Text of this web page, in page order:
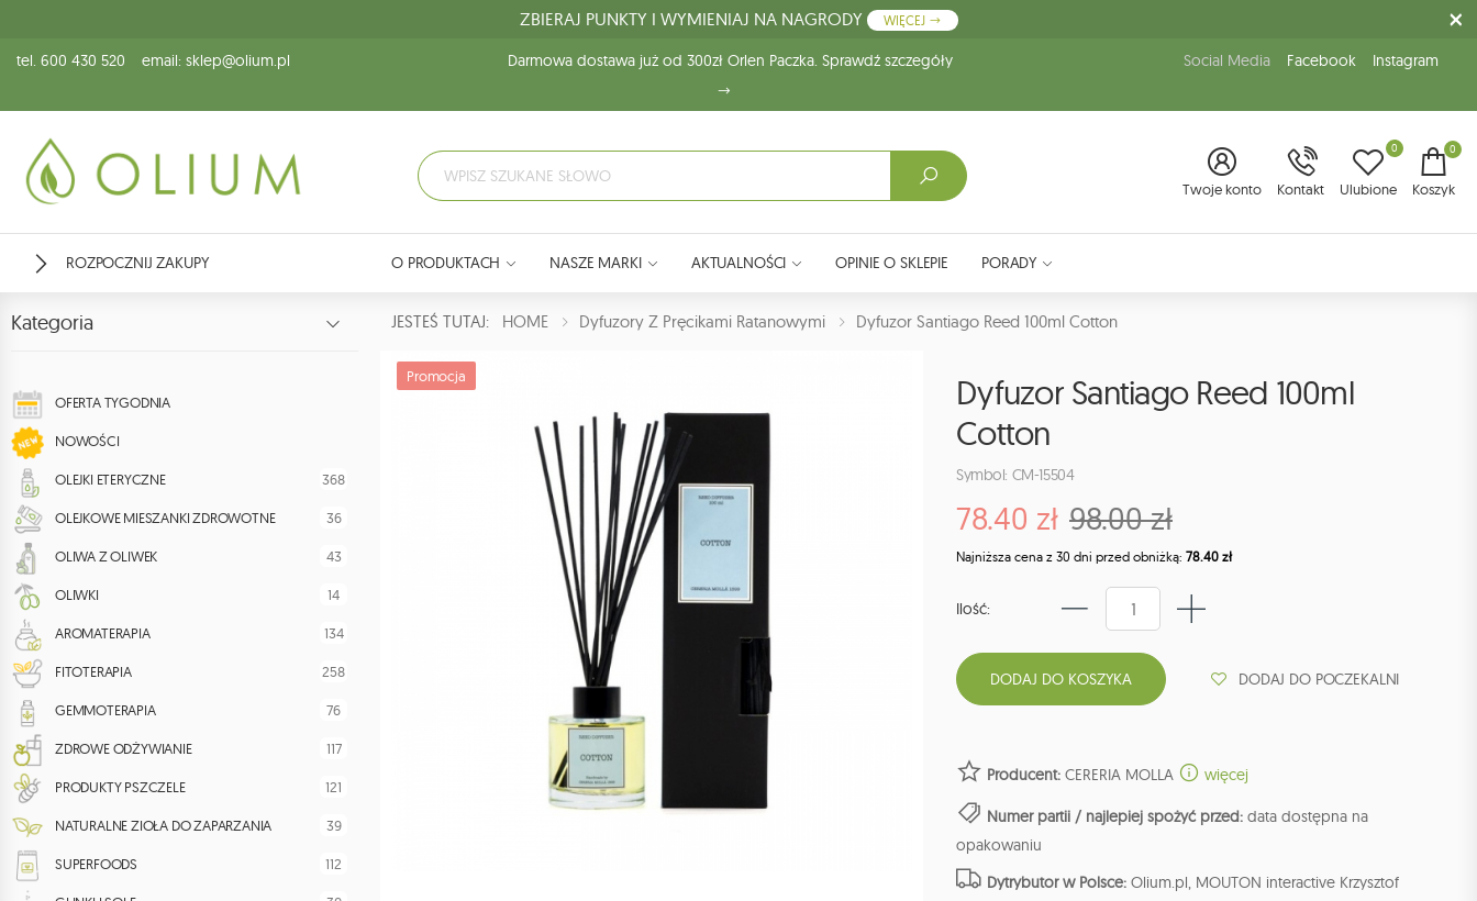
ZBIERAJ PUNKTY I WYMIENIAJ NA NAGRODY WIĘCEJ
tel. 600 430 520 email: sklep@olium.pl Darmowa dostawa już od 300zł Orlen Paczka. Sprawdź szczegóły Social Media Facebook Instagram
Twoje konto Kontakt Ulubione
0 0
Koszyk
ROZPOCZNIJ ZAKUPY O PRODUKTACH NASZE MARKI AKTUALNOŚCI OPINIE O SKLEPIE PORADY
Kategoria
OFERTA TYGODNIA
NOWOŚCI
OLEJKI ETERYCZNE 368
OLEJKOWE MIESZANKI ZDROWOTNE 36
OLIWA Z OLIWEK 43
OLIWKI 14
AROMATERAPIA 134
FITOTERAPIA 258
GEMMOTERAPIA 76
ZDROWE ODŻYWIANIE 117
PRODUKTY PSZCZELE 121
NATURALNE ZIOŁA DO ZAPARZANIA 39
SUPERFOODS 112
JESTEŚ TUTAJ: HOME Dyfuzory Z Pręcikami Ratanowymi Dyfuzor Santiago Reed 100ml Cotton
Promocja
Dyfuzor Santiago Reed 100ml
Cotton
Symbol: CM-15504
78.40 zł 98.00 zł
Najniższa cena z 30 dni przed obniżką: 78.40 zł
Ilość:
DODAJ DO POCZEKALNI
Producent: CERERIA MOLLA więcej
Numer partii / najlepiej spożyć przed: data dostępna na
opakowaniu
Dytrybutor w Polsce: Olium.pl, MOUTON interactive Krzysztof